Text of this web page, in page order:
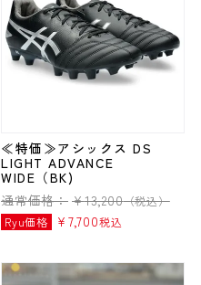
≪特価≫アシックス DS
LIGHT ADVANCE
WIDE（BK)
通常価格： ¥13,200（税込）
Ryu価格
¥ 7,700税込